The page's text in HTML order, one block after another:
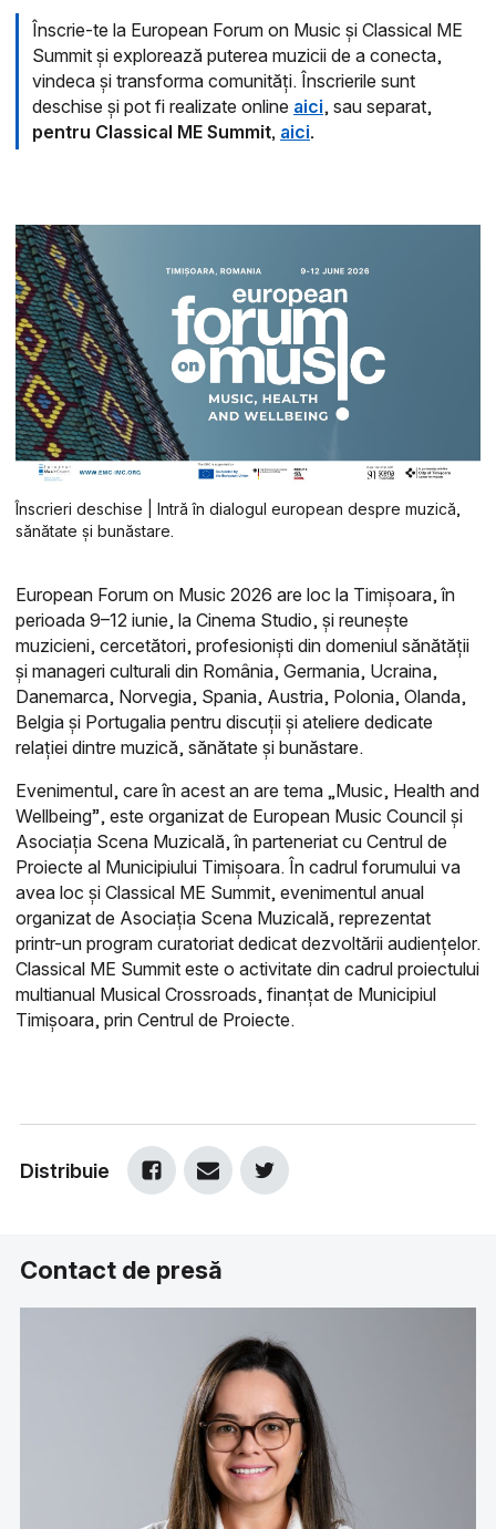
Înscrie-te la European Forum on Music și Classical ME
Summit și explorează puterea muzicii de a conecta,
vindeca și transforma comunități. Înscrierile sunt
deschise și pot fi realizate online aici, sau separat,
pentru Classical ME Summit, aici.
Înscrieri deschise | Intră în dialogul european despre muzică,
sănătate și bunăstare.
European Forum on Music 2026 are loc la Timișoara, în
perioada 9–12 iunie, la Cinema Studio, și reunește
muzicieni, cercetători, profesioniști din domeniul sănătății
și manageri culturali din România, Germania, Ucraina,
Danemarca, Norvegia, Spania, Austria, Polonia, Olanda,
Belgia și Portugalia pentru discuții și ateliere dedicate
relației dintre muzică, sănătate și bunăstare.
Evenimentul, care în acest an are tema „Music, Health and
Wellbeing”, este organizat de European Music Council și
Asociația Scena Muzicală, în parteneriat cu Centrul de
Proiecte al Municipiului Timișoara. În cadrul forumului va
avea loc și Classical ME Summit, evenimentul anual
organizat de Asociația Scena Muzicală, reprezentat
printr-un program curatoriat dedicat dezvoltării audiențelor.
Classical ME Summit este o activitate din cadrul proiectului
multianual Musical Crossroads, finanțat de Municipiul
Timișoara, prin Centrul de Proiecte.
Distribuie
Contact de presă